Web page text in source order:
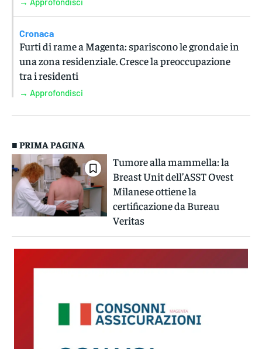
Cronaca
Furti di rame a Magenta: spariscono le grondaie in
una zona residenziale. Cresce la preoccupazione
tra i residenti
→ Approfondisci
■ PRIMA PAGINA
Tumore alla mammella: la
Breast Unit dell’ASST Ovest
Milanese ottiene la
certificazione da Bureau
Veritas